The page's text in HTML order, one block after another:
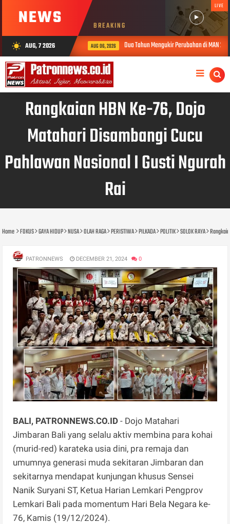
NEWS BREAKING
LIVE
wb_sunny AUG, 7 2026 AUG 06, 2026 Dua Tahun Mengukir Perubahan di MAN 2 Solok,
Rangkaian HBN Ke-76, Dojo
Matahari Disambangi Cucu
Pahlawan Nasional I Gusti Ngurah
Rai
Home FOKUS GAYA HIDUP NUSA OLAH RAGA PERISTIWA PILKADA POLITIK SOLOK RAYA
PATRONNEWS DECEMBER 21, 2024 0
BALI, PATRONNEWS.CO.ID - Dojo Matahari
Jimbaran Bali yang selalu aktiv membina para kohai
(murid-red) karateka usia dini, pra remaja dan
umumnya generasi muda sekitaran Jimbaran dan
sekitarnya mendapat kunjungan khusus Sensei
Nanik Suryani ST, Ketua Harian Lemkari Pengprov
Lemkari Bali pada momentum Hari Bela Negara ke-
76, Kamis (19/12/2024).